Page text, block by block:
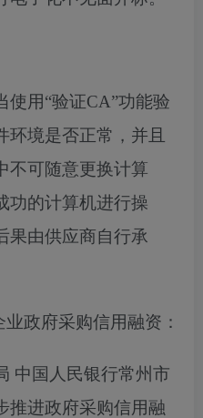
使用“验证CA”功能验
环境是否正常，并且
不可随意更换计算
功的计算机进行操
果由供应商自行承
政府采购信用融资：
中国人民银行常州市
推进政府采购信用融